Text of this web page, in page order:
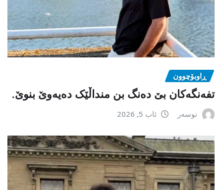
ڕاوبۆچوون
تفەنگەکان بێ دەنگ بن منداڵێک دەیەوێ بنوێ.
نوسەر ئاب 5, 2026